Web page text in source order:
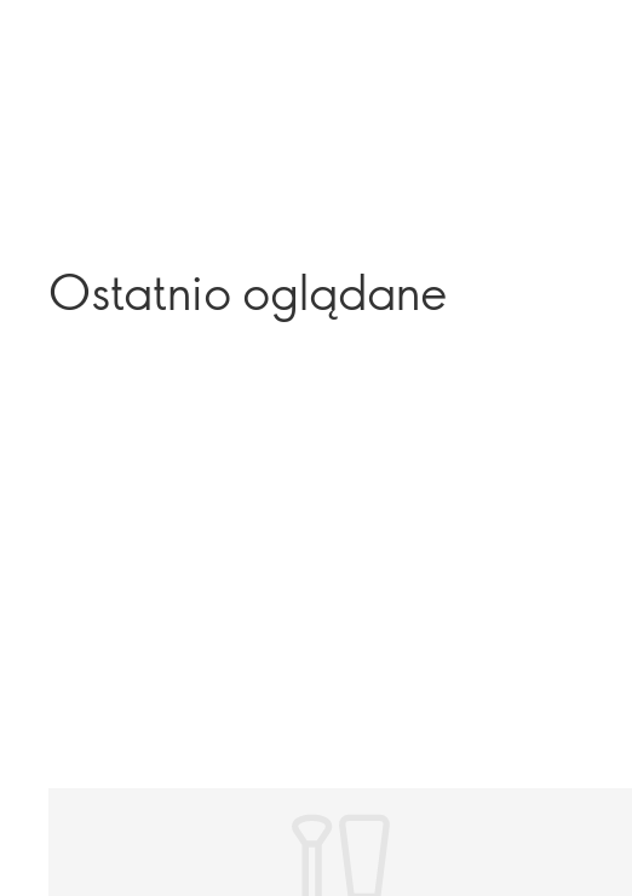
Ostatnio oglądane